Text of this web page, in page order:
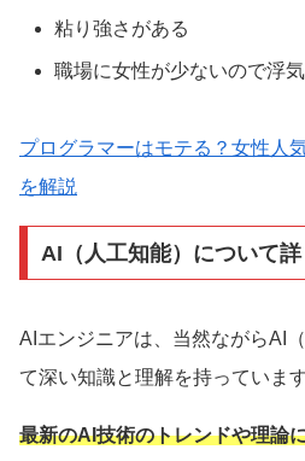
粘り強さがある
職場に女性が少ないので浮
プログラマーはモテる？女性人
を解説
AI（人工知能）について
AIエンジニアは、当然ながらAI
て深い知識と理解を持っています
最新のAI技術のトレンドや理論